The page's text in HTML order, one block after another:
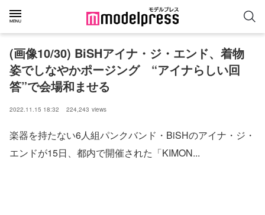
(画像10/30) BiSHアイナ・ジ・エンド、着物
姿でしなやかポージング “アイナらしい回
答”で会場和ませる
2022.11.15 18:32 224,243 views
楽器を持たない6人組パンクバンド・BiSHのアイナ・ジ・
エンドが15日、都内で開催された「KIMON...